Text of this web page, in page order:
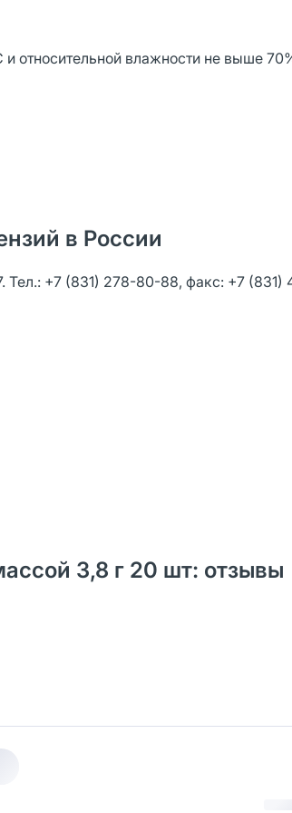
относительной влажности не выше
в России
+7 (831) 278-80-88, факс: +7 (831)
3,8 г 20 шт: отзывы